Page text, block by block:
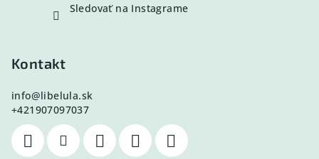
Sledovať na Instagrame
Kontakt
info@libelula.sk
+421907097037